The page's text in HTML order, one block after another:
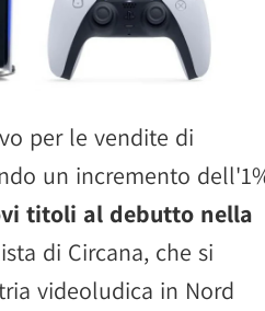
per le vendite di
un incremento
titoli al debutto nella
di Circana, che si
videoludica in Nord